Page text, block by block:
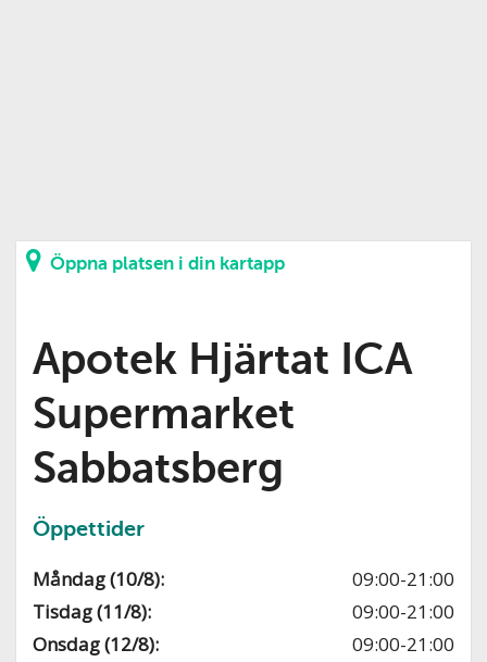
Öppna platsen i din kartapp
Apotek Hjärtat ICA
Supermarket
Sabbatsberg
Öppettider
Måndag (10/8):
09:00-21:00
Tisdag (11/8):
09:00-21:00
Onsdag (12/8):
09:00-21:00